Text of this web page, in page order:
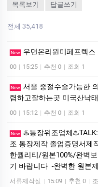
목록보기 답글쓰기
전체 35,418
New 우먼온리원미페프렉스
00 | 15:25 | 추천 0 | 조회 1
New 서울 중절수술가능한
렴하고잘하는곳 미국산낙­
00 | 15:12 | 추천 0 | 조회 1
New
♨️통장위조업체
조 통장제작 졸업증명서제
한퀄리티/원본100%/완벽
기 바랍니다 -완벽한 원본
서류제작실 | 15:09 | 추천 0 |